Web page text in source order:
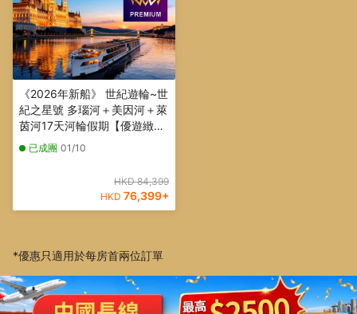
《2026年新船》 世紀遊輪~世
紀之星號 多瑙河＋美因河＋萊
茵河17天河輪假期【優遊緻
選】已成團 01/10
HKD 84,399
HKD 76,399+
*優惠只適用於每房首兩位訂單